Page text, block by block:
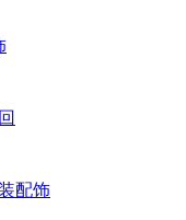
配饰